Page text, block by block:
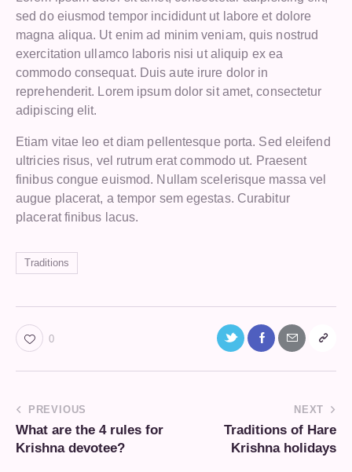
sed do eiusmod tempor incididunt ut labore et dolore
magna aliqua. Ut enim ad minim veniam, quis nostrud
exercitation ullamco laboris nisi ut aliquip ex ea
commodo consequat. Duis aute irure dolor in
reprehenderit. Lorem ipsum dolor sit amet, consectetur
adipiscing elit.
Etiam vitae leo et diam pellentesque porta. Sed eleifend
ultricies risus, vel rutrum erat commodo ut. Praesent
finibus congue euismod. Nullam scelerisque massa vel
augue placerat, a tempor sem egestas. Curabitur
placerat finibus lacus.
Traditions
0
PREVIOUS
What are the 4 rules for
Krishna devotee?
NEXT
Traditions of Hare
Krishna holidays